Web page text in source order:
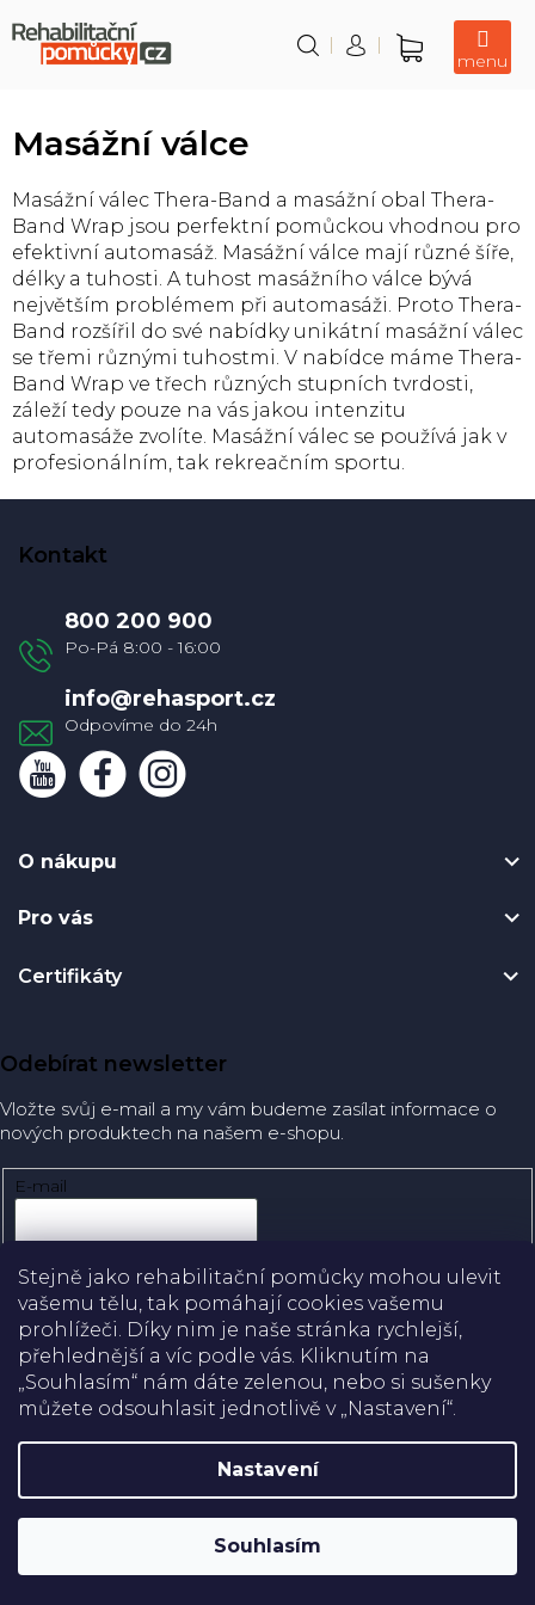
Stejně jako rehabilitační pomůcky mohou ulevit
vašemu tělu, tak pomáhají cookies vašemu
prohlížeči. Díky nim je naše stránka rychlejší,
přehlednější a víc podle vás. Kliknutím na
„Souhlasím“ nám dáte zelenou, nebo si sušenky
můžete odsouhlasit jednotlivě v „Nastavení“.
Nastavení
Souhlasím
na
obsah
Nákupní
Masážní válce
Masážní válec Thera-Band a masážní obal Thera-
Band Wrap jsou perfektní pomůckou vhodnou pro
efektivní automasáž. Masážní válce mají různé šíře,
délky a tuhosti. A tuhost masážního válce bývá
největším problémem při automasáži. Proto Thera-
Band rozšířil do své nabídky unikátní masážní válec
se třemi různými tuhostmi. V nabídce máme Thera-
Band Wrap ve třech různých stupních tvrdosti,
záleží tedy pouze na vás jakou intenzitu
automasáže zvolíte. Masážní válec se používá jak v
profesionálním, tak rekreačním sportu.
Kontakt
info@rehasport.cz
800 200 900
O nákupu
Pro vás
Certifikáty
Doprava
Platba
Odebírat newsletter
Vložte svůj e-mail a my vám budeme zasílat informace o
nových produktech na našem e-shopu.
E-mail
Přihlásit se
Rehabilitační pomůcky
Upravit nastavení cookies